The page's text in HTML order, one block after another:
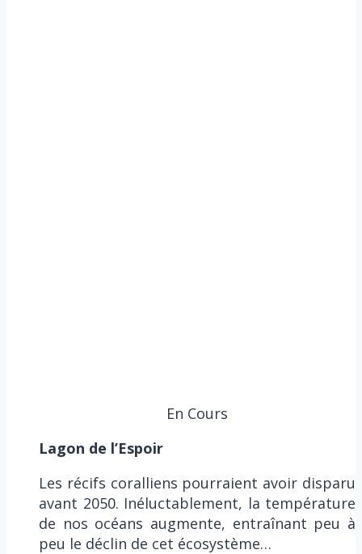
En Cours
Lagon de l’Espoir
Les récifs coralliens pourraient avoir disparu
avant 2050. Inéluctablement, la température
de nos océans augmente, entraînant peu à
peu le déclin de cet écosystème…